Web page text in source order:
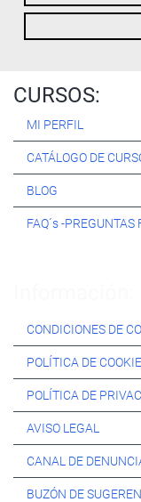
CURSOS:
MI PERFIL
CATÁLOGO DE
BLOG
FAQ´s -PREGUNTAS
CONDICIONES DE
POLÍTICA DE
POLÍTICA DE
AVISO LEGAL
CANAL DE
BUZÓN DE